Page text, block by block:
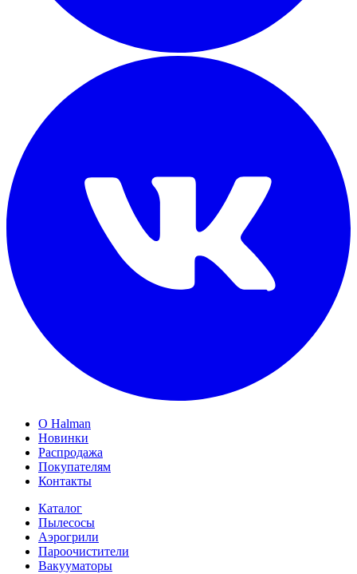
О Halman
Новинки
Распродажа
Покупателям
Контакты
Каталог
Пылесосы
Аэрогрили
Пароочистители
Вакууматоры